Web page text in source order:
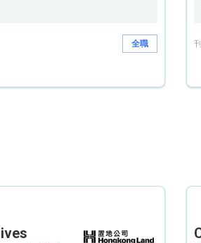
全職